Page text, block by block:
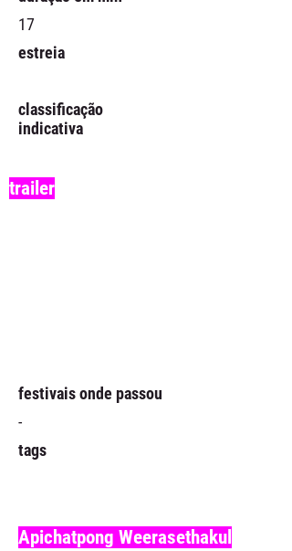
17
estreia
classificação
indicativa
trailer
festivais onde passou
-
tags
Apichatpong Weerasethakul